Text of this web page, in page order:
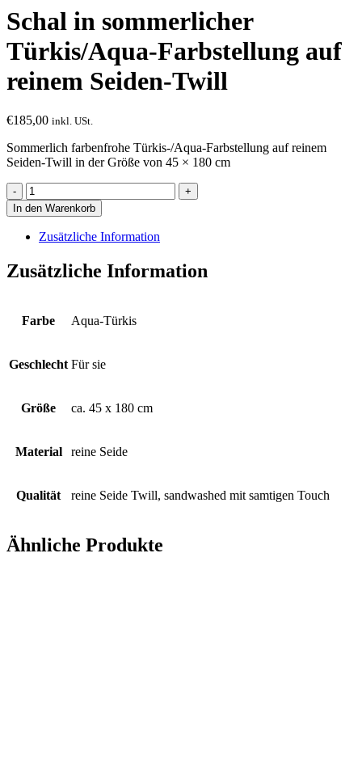
Schal in sommerlicher
Türkis/Aqua-Farbstellung auf
reinem Seiden-Twill
€185,00 inkl. USt.
Sommerlich farbenfrohe Türkis-/Aqua-Farbstellung auf reinem
Seiden-Twill in der Größe von 45 × 180 cm
Schal
in
sommerlicher
Türkis/Aqua-
Farbstellung
auf
reinem
Menge
In den Warenkorb
Zusätzliche Information
Zusätzliche Information
Farbe Aqua-Türkis
Geschlecht Für sie
Größe ca. 45 x 180 cm
Material reine Seide
Qualität reine Seide Twill, sandwashed mit samtigen Touch
Ähnliche Produkte